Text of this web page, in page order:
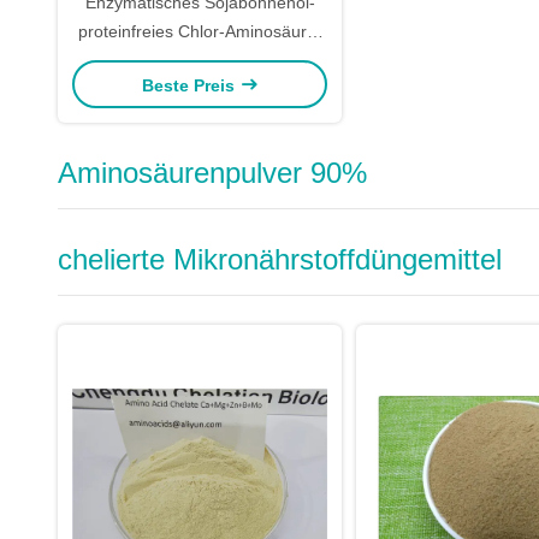
proteinfreies Chlor-Aminosäure-
Pulver 80
Beste Preis
Aminosäurenpulver 90%
chelierte Mikronährstoffdüngemittel